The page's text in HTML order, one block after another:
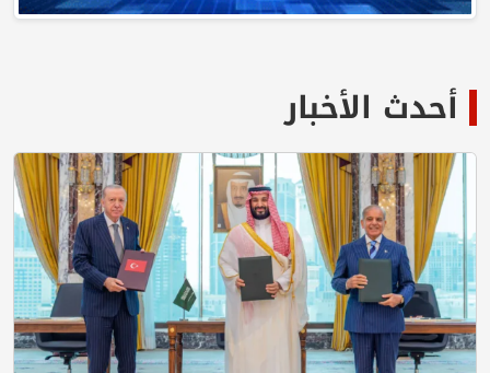
أحدث الأخبار